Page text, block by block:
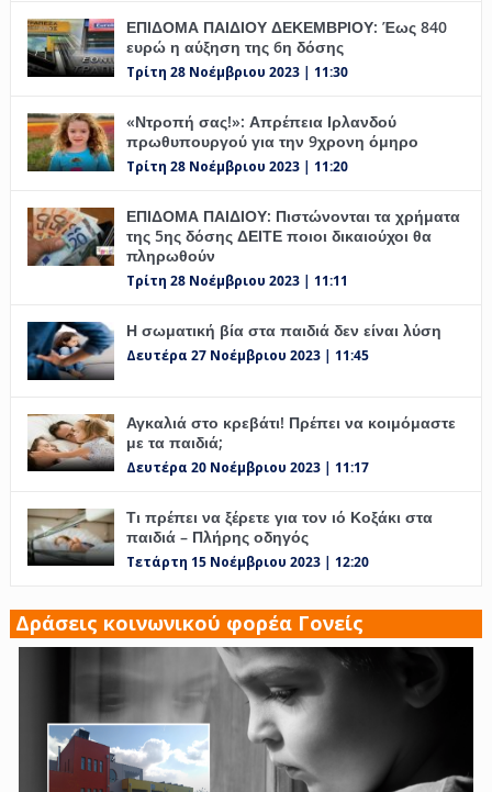
ΕΠΙΔΟΜΑ ΠΑΙΔΙΟΥ ΔΕΚΕΜΒΡΙΟΥ: Έως 840
ευρώ η αύξηση της 6η δόσης
Τρίτη 28 Νοέμβριου 2023 | 11:30
«Ντροπή σας!»: Απρέπεια Ιρλανδού
πρωθυπουργού για την 9χρονη όμηρο
Τρίτη 28 Νοέμβριου 2023 | 11:20
ΕΠΙΔΟΜΑ ΠΑΙΔΙΟΥ: Πιστώνονται τα χρήματα
της 5ης δόσης ΔΕΙΤΕ ποιοι δικαιούχοι θα
πληρωθούν
Τρίτη 28 Νοέμβριου 2023 | 11:11
Η σωματική βία στα παιδιά δεν είναι λύση
Δευτέρα 27 Νοέμβριου 2023 | 11:45
Αγκαλιά στο κρεβάτι! Πρέπει να κοιμόμαστε
με τα παιδιά;
Δευτέρα 20 Νοέμβριου 2023 | 11:17
Τι πρέπει να ξέρετε για τον ιό Κοξάκι στα
παιδιά – Πλήρης οδηγός
Τετάρτη 15 Νοέμβριου 2023 | 12:20
Δράσεις κοινωνικού φορέα Γονείς